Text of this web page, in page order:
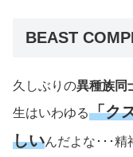
BEAST
久しぶりの異種族同
生はいわゆる「ク
しいんだよな･･･